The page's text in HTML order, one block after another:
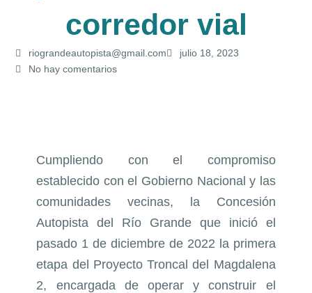
corredor vial
riograndeautopista@gmail.com
julio 18, 2023
No hay comentarios
Cumpliendo con el compromiso
establecido con el Gobierno Nacional y las
comunidades vecinas, la Concesión
Autopista del Río Grande que inició el
pasado 1 de diciembre de 2022 la primera
etapa del Proyecto Troncal del Magdalena
2, encargada de operar y construir el